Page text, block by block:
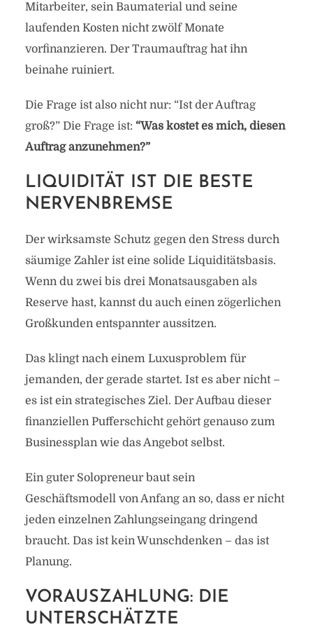
Mitarbeiter, sein Baumaterial und seine
laufenden Kosten nicht zwölf Monate
vorfinanzieren. Der Traumauftrag hat ihn
beinahe ruiniert.
Die Frage ist also nicht nur: “Ist der Auftrag
groß?” Die Frage ist: “Was kostet es mich, diesen
Auftrag anzunehmen?”
LIQUIDITÄT IST DIE BESTE
NERVENBREMSE
Der wirksamste Schutz gegen den Stress durch
säumige Zahler ist eine solide Liquiditätsbasis.
Wenn du zwei bis drei Monatsausgaben als
Reserve hast, kannst du auch einen zögerlichen
Großkunden entspannter aussitzen.
Das klingt nach einem Luxusproblem für
jemanden, der gerade startet. Ist es aber nicht –
es ist ein strategisches Ziel. Der Aufbau dieser
finanziellen Pufferschicht gehört genauso zum
Businessplan wie das Angebot selbst.
Ein guter Solopreneur baut sein
Geschäftsmodell von Anfang an so, dass er nicht
jeden einzelnen Zahlungseingang dringend
braucht. Das ist kein Wunschdenken – das ist
Planung.
VORAUSZAHLUNG: DIE
UNTERSCHÄTZTE